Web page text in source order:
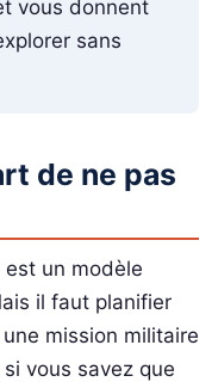
vous donnent
sans
de ne pas
un modèle
il faut planifier
mission militaire
vous savez que